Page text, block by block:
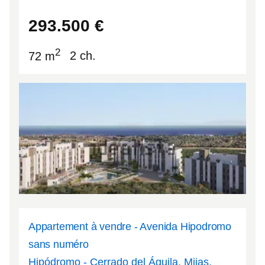
293.500 €
72 m2 2 ch.
Appartement à vendre - Avenida Hipodromo
sans numéro
Hipódromo - Cerrado del Águila, Mijas,